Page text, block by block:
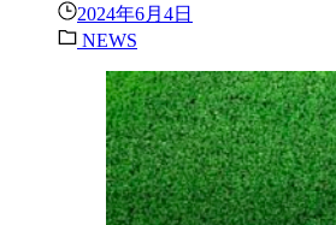
2024年6月4日
NEWS